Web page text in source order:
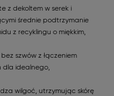
z dekoltem w serek i
średnie podtrzymanie
z recyklingu o miękkim,
szwów z łączeniem
dla idealnego,
wilgoć, utrzymując skórę